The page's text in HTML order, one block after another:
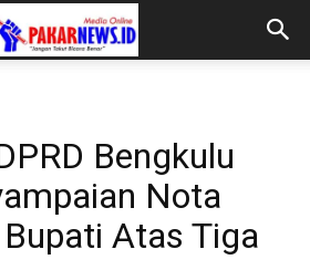
Bengkulu
Nota
Atas Tiga